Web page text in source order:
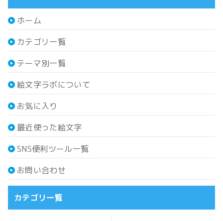
ホーム
カテゴリ一覧
テーマ別一覧
絵文字ラボについて
お気に入り
最近使った絵文字
SNS便利ツール一覧
お問い合わせ
カテゴリ一覧